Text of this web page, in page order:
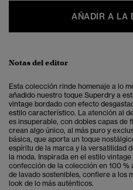
AÑADIR A LA
Notas del editor
Esta colección rinde homenaje a lo
añadido nuestro toque Superdry a
vintage bordado con efecto
estilo característico. La atención al
es insuperable, con dobles capas de
crean algo único, al más puro y
básica, que aporta un toque
espíritu de la marca y la versatilidad
la moda. Inspirada en el estilo
confección de la colección en 100
de lavado sostenibles, confiere a los
look de lo más auténticos.